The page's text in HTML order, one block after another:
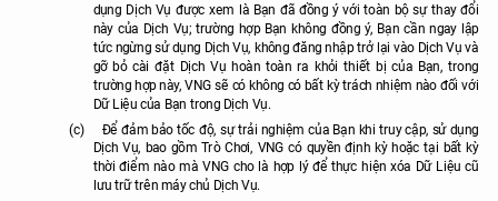
dụng Dịch Vụ được xem là Bạn đã đồng ý với toàn bộ sự thay đổi
này của Dịch Vụ; trường hợp Bạn không đồng ý, Bạn cần ngay lập
tức ngừng sử dụng Dịch Vụ, không đăng nhập trở lại vào Dịch Vụ và
gỡ bỏ cài đặt Dịch Vụ hoàn toàn ra khỏi thiết bị của Bạn, trong
trường hợp này, VNG sẽ có không có bất kỳ trách nhiệm nào đối với
Dữ Liệu của Bạn trong Dịch Vụ.
(c)
Để đảm bảo tốc độ, sự trải nghiệm của Bạn khi truy cập, sử dụng
Dịch Vụ, bao gồm Trò Chơi, VNG có quyền định kỳ hoặc tại bất kỳ
thời điểm nào mà VNG cho là hợp lý để thực hiện xóa Dữ Liệu cũ
lưu trữ trên máy chủ Dịch Vụ.